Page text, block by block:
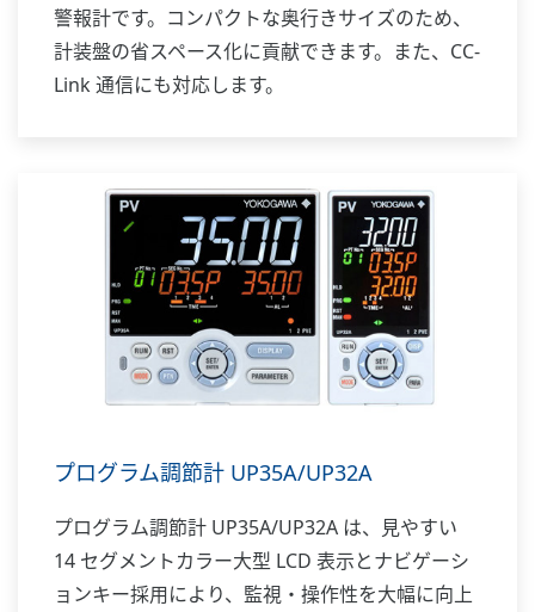
警報計です。コンパクトな奥行きサイズのため、
計装盤の省スペース化に貢献できます。また、CC-
Link 通信にも対応します。
プログラム調節計 UP35A/UP32A
プログラム調節計 UP35A/UP32A は、見やすい
14 セグメントカラー大型 LCD 表示とナビゲーシ
ョンキー採用により、監視・操作性を大幅に向上